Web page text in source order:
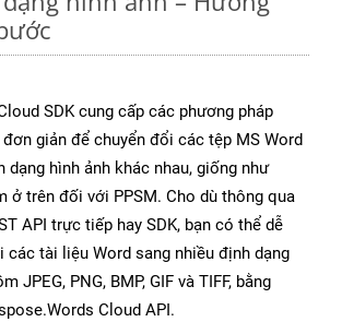
SDK cung cấp các phương pháp
đơn giản để chuyển đổi các tệp MS Word
dạng hình ảnh khác nhau, giống như
ở trên đối với PPSM. Cho dù thông qua
API trực tiếp hay SDK, bạn có thể dễ
các tài liệu Word sang nhiều định dạng
JPEG, PNG, BMP, GIF và TIFF, bằng
Cloud API.